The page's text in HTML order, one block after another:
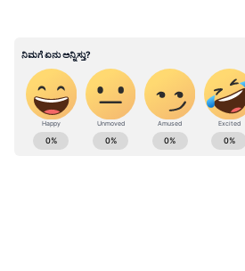
ABOUT THE AUTHOR